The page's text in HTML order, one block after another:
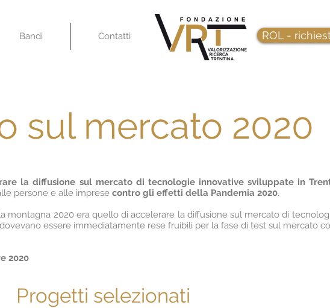
Bandi Contatti ROL -
sul mercato 2020
la diffusione sul mercato di tecnologie innovative sviluppate in
persone e alle imprese contro gli effetti della Pandemia 2020.
montagna 2020 era quello di accelerare la diffusione sul mercato di
essere immediatamente rese fruibili per la fase di test sul mercato
2020
Progetti selezionati